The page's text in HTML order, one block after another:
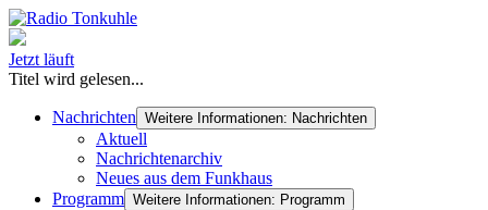
Jetzt läuft
Titel wird gelesen...
Nachrichten Weitere Informationen: Nachrichten
Aktuell
Nachrichtenarchiv
Neues aus dem Funkhaus
Programm Weitere Informationen: Programm